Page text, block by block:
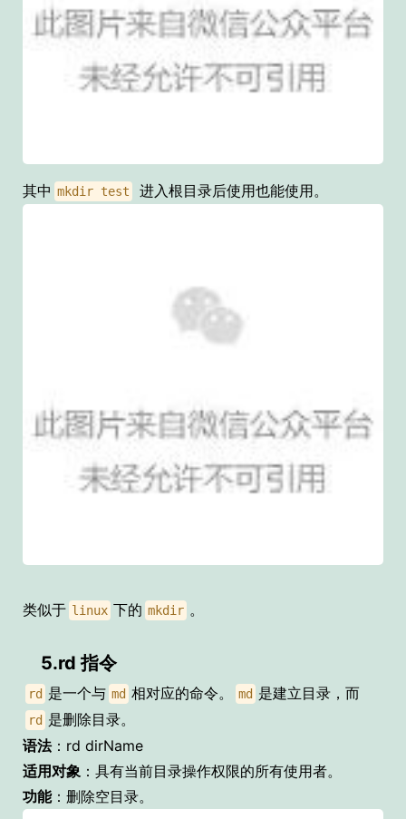
其中 mkdir test 进入根目录后使用也能使用。
类似于 linux 下的 mkdir 。
5.rd 指令
rd 是一个与 md 相对应的命令。 md 是建立目录，而
rd 是删除目录。
语法：rd dirName
适用对象 ：具有当前目录操作权限的所有使用者。
功能：删除空目录。